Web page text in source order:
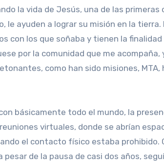
la vida de Jesús, una de las primeras
ayuden a lograr su misión en la
los que soñaba y tienen la finalidad
por la comunidad que me acompaña,
como han sido misiones,
básicamente todo el mundo, la
virtuales, donde se abrían
el contacto físico estaba prohibido.
de la pausa de casi dos años,